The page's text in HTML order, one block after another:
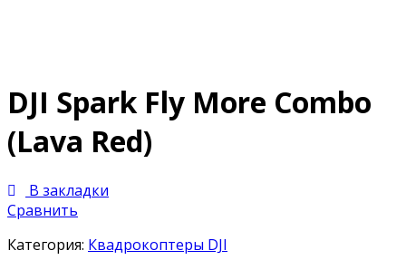
DJI Spark Fly More Combo
(Lava Red)
В закладки
Сравнить
Категория: Квадрокоптеры DJI